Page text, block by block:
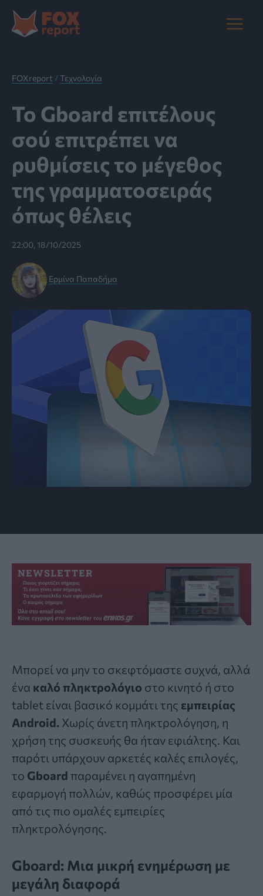
στο
περιεχόμενο
Main
FOXreport /Τεχνολογία
Το Gboard επιτέλους
σού επιτρέπει να
ρυθμίσεις το μέγεθος
της γραμματοσειράς
όπως θέλεις
22:00, 18/10/2025
Ερμίνα Παπαδήμα
Μπορεί να μην το σκεφτόμαστε συχνά, αλλά
ένα καλό πληκτρολόγιο στο κινητό ή στο
tablet είναι βασικό κομμάτι της εμπειρίας
Android. Χωρίς άνετη πληκτρολόγηση, η
χρήση της συσκευής θα ήταν εφιάλτης. Και
παρότι υπάρχουν αρκετές καλές επιλογές,
το Gboard παραμένει η αγαπημένη
εφαρμογή πολλών, καθώς προσφέρει μία
από τις πιο ομαλές εμπειρίες
πληκτρολόγησης.
Gboard: Μια μικρή ενημέρωση με
μεγάλη διαφορά